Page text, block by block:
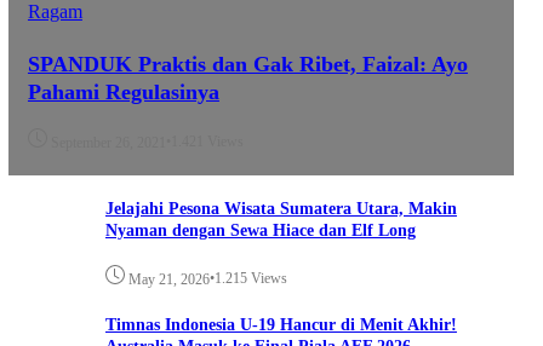
Ragam
SPANDUK Praktis dan Gak Ribet, Faizal: Ayo
Pahami Regulasinya
Jelajahi Pesona Wisata Sumatera Utara, Makin
Nyaman dengan Sewa Hiace dan Elf Long
May 21, 2026•1.215 Views
Timnas Indonesia U-19 Hancur di Menit Akhir!